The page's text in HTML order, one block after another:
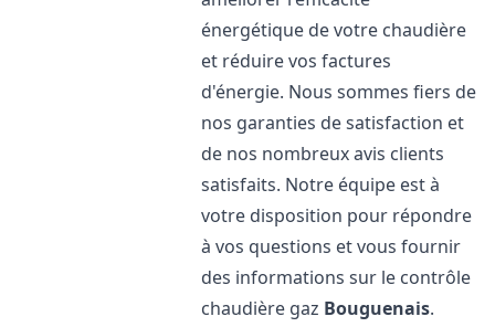
énergétique de votre chaudière
et réduire vos factures
d'énergie. Nous sommes fiers de
nos garanties de satisfaction et
de nos nombreux avis clients
satisfaits. Notre équipe est à
votre disposition pour répondre
à vos questions et vous fournir
des informations sur le contrôle
chaudière gaz Bouguenais.